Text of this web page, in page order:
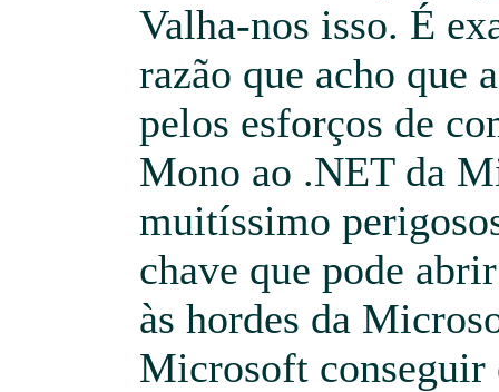
Valha-nos isso. É
razão que acho que
pelos esforços de
Mono ao .NET da
muitíssimo
chave que pode
às hordes da
Microsoft conseguir